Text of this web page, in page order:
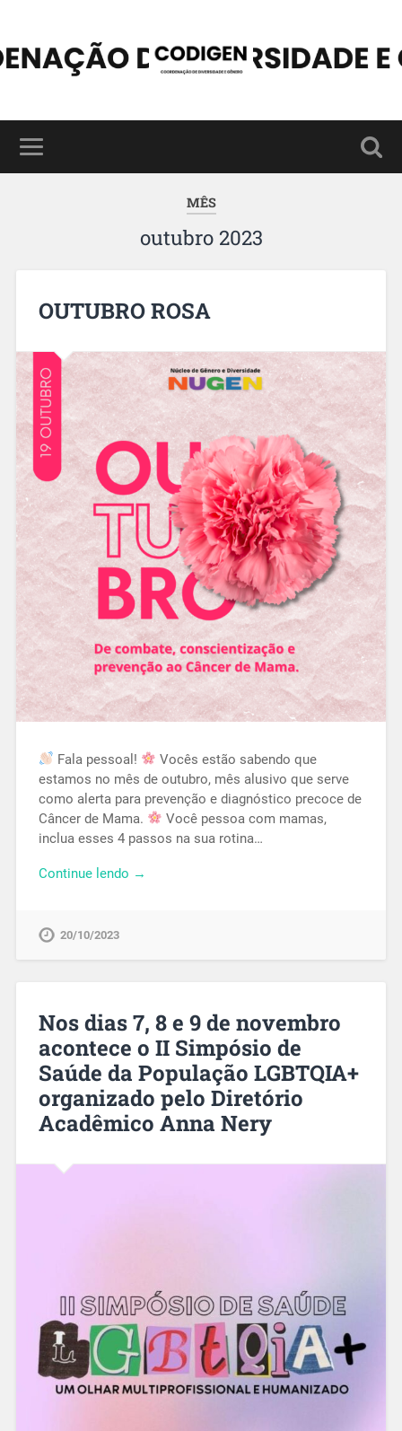
MÊS
outubro 2023
OUTUBRO ROSA
Fala pessoal!
Vocês estão sabendo que
estamos no mês de outubro, mês alusivo que serve
como alerta para prevenção e diagnóstico precoce de
Câncer de Mama.
Você pessoa com mamas,
inclua esses 4 passos na sua rotina…
Continue lendo →
20/10/2023
Nos dias 7, 8 e 9 de novembro
acontece o II Simpósio de
Saúde da População LGBTQIA+
organizado pelo Diretório
Acadêmico Anna Nery